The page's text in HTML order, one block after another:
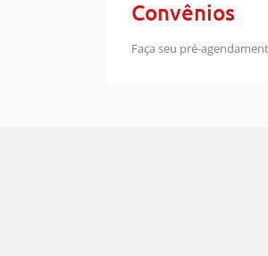
Convênios
Faça seu pré-